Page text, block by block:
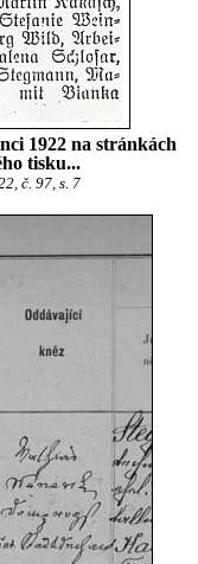
1922 na stránkách
tisku...
č. 97, s. 7